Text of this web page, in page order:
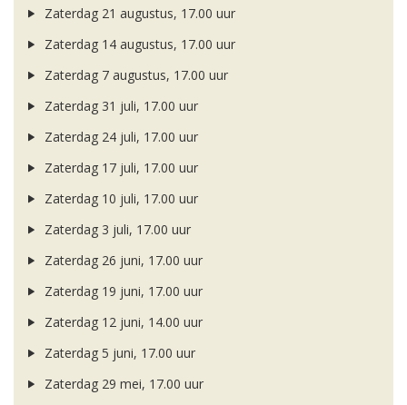
Zaterdag 21 augustus, 17.00 uur
Zaterdag 14 augustus, 17.00 uur
Zaterdag 7 augustus, 17.00 uur
Zaterdag 31 juli, 17.00 uur
Zaterdag 24 juli, 17.00 uur
Zaterdag 17 juli, 17.00 uur
Zaterdag 10 juli, 17.00 uur
Zaterdag 3 juli, 17.00 uur
Zaterdag 26 juni, 17.00 uur
Zaterdag 19 juni, 17.00 uur
Zaterdag 12 juni, 14.00 uur
Zaterdag 5 juni, 17.00 uur
Zaterdag 29 mei, 17.00 uur